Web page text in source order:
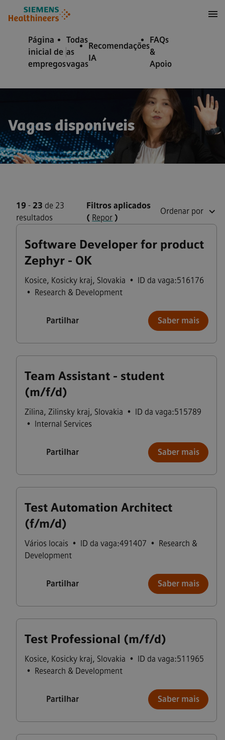
conteúdo
o rodapé
Página
inicial de
empregos
Todas
as
vagas
Recomendações
IA
FAQs
&
Apoio
Vagas disponíveis
19 - 23 de 23
resultados
Filtros aplicados
( Repor )
Ordenar por
Software Developer for product
Zephyr - OK
Kosice, Kosicky kraj, Slovakia • ID da vaga:516176
• Research & Development
Partilhar Saber mais
Team Assistant - student
(m/f/d)
Zilina, Zilinsky kraj, Slovakia • ID da vaga:515789
• Internal Services
Partilhar Saber mais
Test Automation Architect
(f/m/d)
Vários locais • ID da vaga:491407 • Research &
Development
Partilhar Saber mais
Test Professional (m/f/d)
Kosice, Kosicky kraj, Slovakia • ID da vaga:511965
• Research & Development
Partilhar Saber mais